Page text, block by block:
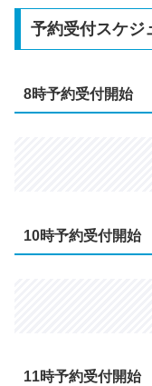
予約受付スケジ
8時予約受付開始
10時予約受付開始
11時予約受付開始